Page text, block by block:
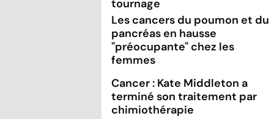
tournage
Les cancers du poumon et du
pancréas en hausse
"préocupante" chez les
femmes
Cancer : Kate Middleton a
terminé son traitement par
chimiothérapie